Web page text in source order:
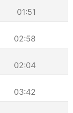
01:51
02:58
02:04
03:42